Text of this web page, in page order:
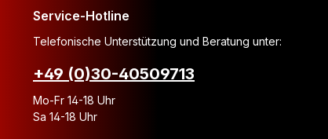
Service-Hotline
Telefonische Unterstützung und Beratung unter:
+49 (0)30-40509713
Mo-Fr 14-18 Uhr
Sa 14-18 Uhr